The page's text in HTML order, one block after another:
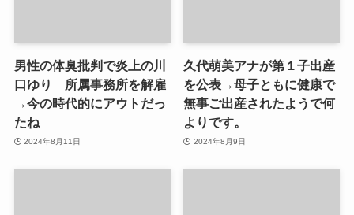
男性の体臭批判で炎上の川
口ゆり 所属事務所を解雇
→今の時代的にアウトだっ
たね
2024年8月11日
久代萌美アナが第１子出産
を公表→母子ともに健康で
無事ご出産されたようで何
よりです。
2024年8月9日